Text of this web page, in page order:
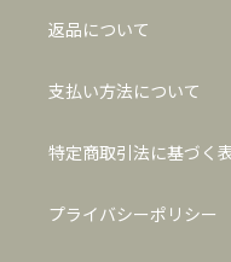
返品について
支払い方法について
特定商取引法に基づく
プライバシーポリシー